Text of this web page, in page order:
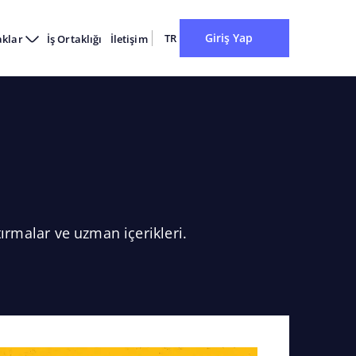
İş Ortaklığı İletişim TR Giriş Yap
ve uzman içerikleri.